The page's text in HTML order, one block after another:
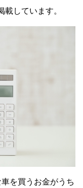
しています。
を買うお金がうち